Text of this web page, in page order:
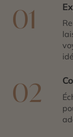
01
02